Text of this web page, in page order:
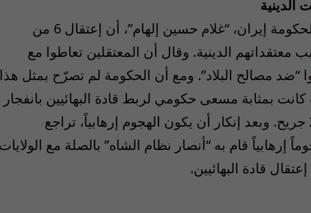
في 20 مايو الماضي، أعلن الناطق الرسمي لحكومة إيران، “غلام حسين إلهام”، أن إعتقال 6 من
معتقداتهم الدينية. وقال أن المعتقلين تعاطوا مع
“ضد مصالح البلاد”. ومع أن الحكومة لم تصرّح بمثل هذا
كانت بمثابة مسعى حكومي لربط قادة البهائيين بانفجار
“شيراز” الذي أسفر عن 14 قتيلاً وحوالي 200 جريح. وبعد إنكار أن يكون الهجوم إرهابياً، تراجع
قام به “أنصار نظام الشاه” بالصلة مع الولايات
قادة البهائيين.